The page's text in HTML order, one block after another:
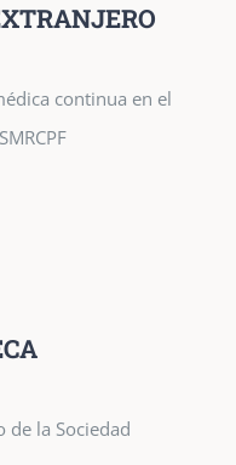
continua en el
de la Sociedad